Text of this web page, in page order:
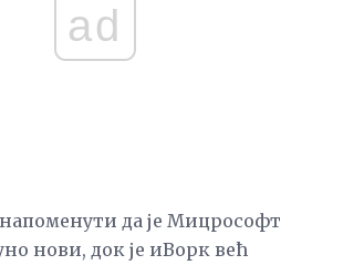
ad
да је Мицрософт
нови, док је иВорк већ